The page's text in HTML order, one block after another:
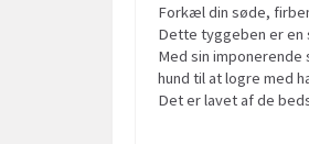
Forkæl din søde,
Dette tyggeben er en
Med sin
hund til at logre med
Det er lavet af de